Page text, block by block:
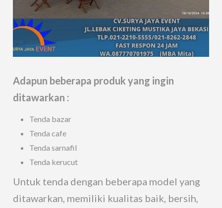
Adapun beberapa produk yang ingin
ditawarkan :
Tenda bazar
Tenda cafe
Tenda sarnafil
Tenda kerucut
Untuk tenda dengan beberapa model yang
ditawarkan, memiliki kualitas baik, bersih,